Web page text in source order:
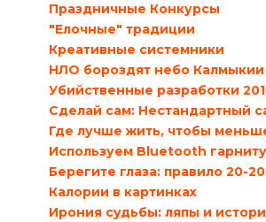
Праздничные Конкурсы
"Елочные" традиции
Креативные системники
НЛО бороздят небо Калмыкии
Убийственные разработки
Сделай сам: Нестандартный
Где лучше жить, чтобы
Используем Bluetooth
Берегите глаза: правило 20-
Калории в картинках
Ирония судьбы: ляпы и